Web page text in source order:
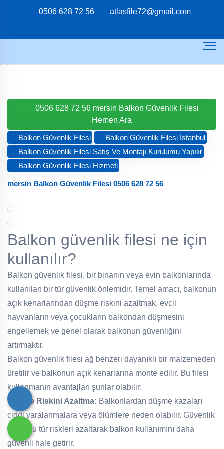
0506 628 72 56 atlasfile72@gmail.com
0506 628 72 56 mersin Balkon Güvenlik Filesi Hemen Ara
Balkon Güvenlik Filesi İstanbul
Balkon Güvenlik Filesi Satış Ve Montajı Kurulumu Yapılır
Balkon Güvenlik Filesi Hizmeti
mersin Balkon Güvenlik Filesi 0506 628 72 56
Balkon güvenlik filesi ne için
kullanılır?
Balkon güvenlik filesi, bir binanın veya evin balkonlarında
kullanılan bir tür güvenlik önlemidir. Temel amacı,
balkonun açık kenarlarından düşme riskini azaltmak, evcil
hayvanların veya çocukların balkondan düşmesini
engellemek ve genel olarak balkonun güvenliğini
artırmaktır.
Balkon güvenlik filesi ağ benzeri dayanıklı bir malzemeden
üretilir ve balkonun açık kenarlarına monte edilir. Bu filesi
kullanmanın avantajları şunlar olabilir:
Düşme Riskini Azaltma:Balkonlardan düşme kazaları
ciddi yaralanmalara veya ölümlere neden olabilir. Güvenlik
filesi, bu tür riskleri azaltarak balkon kullanımını daha
güvenli hale getirir.
Çocuk ve Evcil Hayvan Güvenliği: